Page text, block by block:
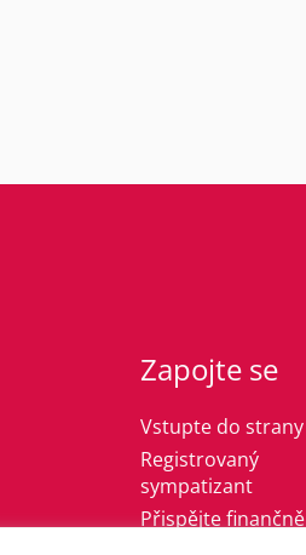
Zapojte se
Vstupte do strany
Registrovaný
sympatizant
Přispějte finančně